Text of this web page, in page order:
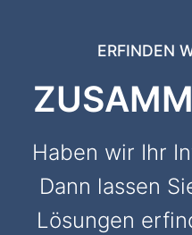
ERFINDEN
Haben wir Ihr
Dann lassen
Lösungen